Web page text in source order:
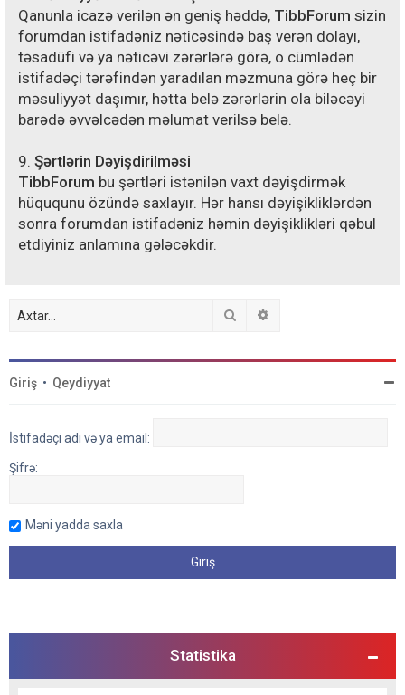
Qanunla icazə verilən ən geniş həddə, TibbForum sizin
forumdan istifadəniz nəticəsində baş verən dolayı,
təsadüfi və ya nəticəvi zərərlərə görə, o cümlədən
istifadəçi tərəfindən yaradılan məzmuna görə heç bir
məsuliyyət daşımır, hətta belə zərərlərin ola biləcəyi
barədə əvvəlcədən məlumat verilsə belə.
9. Şərtlərin Dəyişdirilməsi
TibbForum bu şərtləri istənilən vaxt dəyişdirmək
hüququnu özündə saxlayır. Hər hansı dəyişikliklərdən
sonra forumdan istifadəniz həmin dəyişiklikləri qəbul
etdiyiniz anlamına gələcəkdir.
Axtar
Giriş • Qeydiyyat
İstifadəçi adı və ya email:
Şifrə:
Məni yadda saxla
Statistika